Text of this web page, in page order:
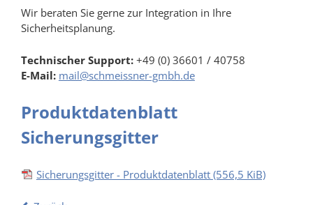
Wir beraten Sie gerne zur Integration in Ihre
Sicherheitsplanung.
Technischer Support:+49 (0) 36601 / 40758
E-Mail: mail@schmeissner-gmbh.de
Produktdatenblatt
Sicherungsgitter
Sicherungsgitter - Produktdatenblatt (556,5 KiB)